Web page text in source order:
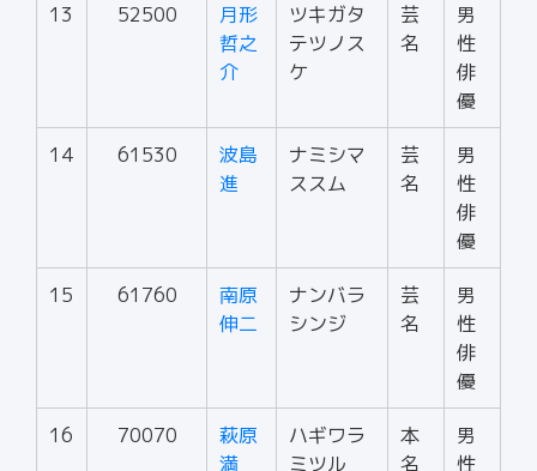
13 52500
月形
哲之
介
ツキガタ
テツノス
ケ
芸
名
男
性
俳
優
14 61530
波島
進
ナミシマ
ススム
芸
名
男
性
俳
優
15 61760
南原
伸二
ナンバラ
シンジ
芸
名
男
性
俳
優
16 70070
萩原
満
ハギワラ
ミツル
本
名
男
性